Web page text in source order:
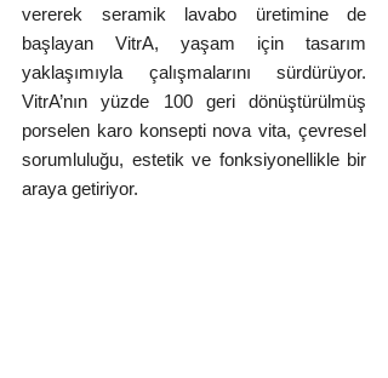
vererek seramik lavabo üretimine de
başlayan VitrA, yaşam için tasarım
yaklaşımıyla çalışmalarını sürdürüyor.
VitrA’nın yüzde 100 geri dönüştürülmüş
porselen karo konsepti nova vita, çevresel
sorumluluğu, estetik ve fonksiyonellikle bir
araya getiriyor.